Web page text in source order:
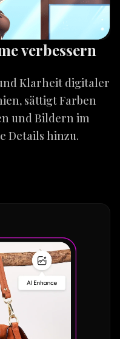
verbessern
Klarheit digitaler
sättigt Farben
und Bildern im
Details hinzu.